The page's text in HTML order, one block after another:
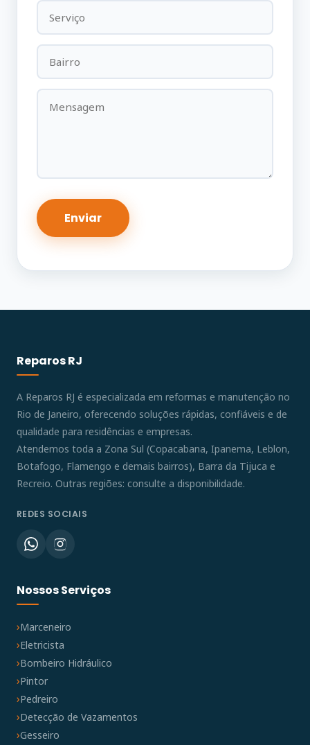
Reparos RJ
A Reparos RJ é especializada em reformas e manutenção no
Rio de Janeiro, oferecendo soluções rápidas, confiáveis e de
qualidade para residências e empresas.
Atendemos toda a Zona Sul (Copacabana, Ipanema, Leblon,
Botafogo, Flamengo e demais bairros), Barra da Tijuca e
Recreio. Outras regiões: consulte a disponibilidade.
REDES SOCIAIS
Nossos Serviços
Marceneiro
Eletricista
Bombeiro Hidráulico
Pintor
Pedreiro
Detecção de Vazamentos
Gesseiro